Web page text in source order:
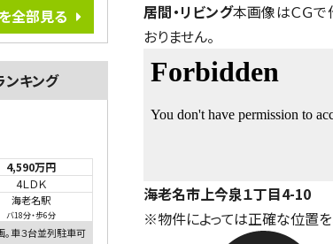
全部見る
キング
4,590万円
4ＬＤＫ
海老名駅
バ18分・歩6分
車３台並列駐車可
居間・リビング本画像はＣＧで
おりません。
海老名市上今泉１丁目4-10
※物件によっては正確な位置